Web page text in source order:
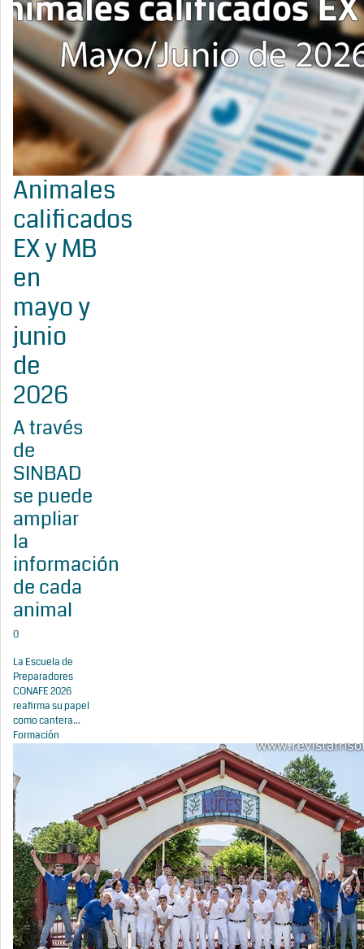
Animales
calificados
EX y MB
en
mayo y
junio
de
2026
A través
de
SINBAD
se puede
ampliar
la
información
de cada
animal
0
La Escuela de
Preparadores
CONAFE 2026
reafirma su papel
como cantera...
Formación